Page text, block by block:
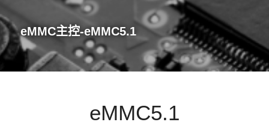
eMMC主控-eMMC5.1
eMMC5.1